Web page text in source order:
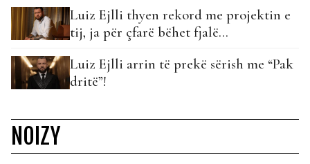
Luiz Ejlli thyen rekord me projektin e
tij, ja për çfarë bëhet fjalë…
Luiz Ejlli arrin të prekë sërish me “Pak
dritë”!
NOIZY